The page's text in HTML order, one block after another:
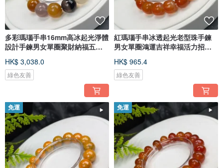
多彩瑪瑙手串16mm高冰起光淨體
設計手鍊男女單圈聚財納福五行
HK$ 3,038.0
綠色友善
紅瑪瑙手串冰透起光老型珠手鍊
男女單圈鴻運吉祥幸福活力招財
HK$ 965.4
綠色友善
免運 免運